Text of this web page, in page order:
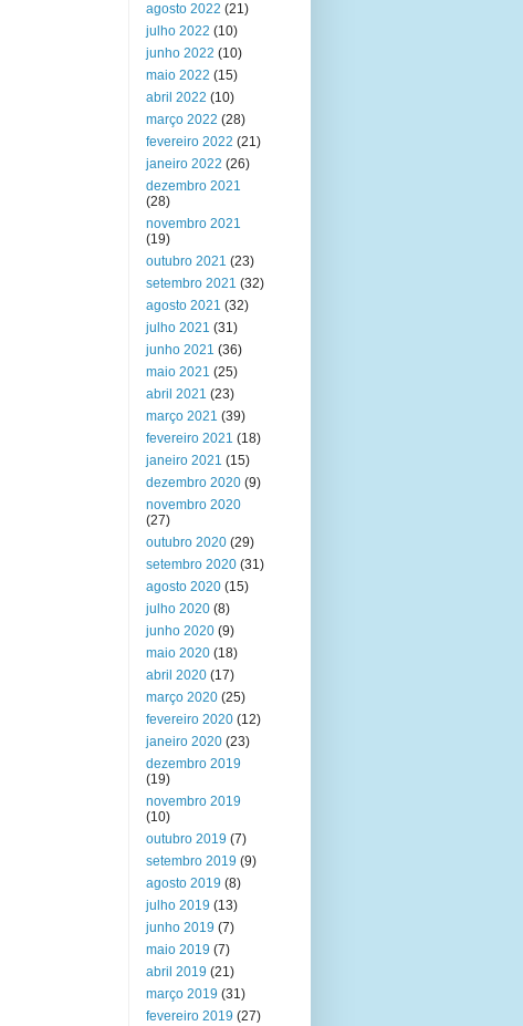
agosto 2022 (21)
julho 2022 (10)
junho 2022 (10)
maio 2022 (15)
abril 2022 (10)
março 2022 (28)
fevereiro 2022 (21)
janeiro 2022 (26)
dezembro 2021
(28)
novembro 2021
(19)
outubro 2021 (23)
setembro 2021 (32)
agosto 2021 (32)
julho 2021 (31)
junho 2021 (36)
maio 2021 (25)
abril 2021 (23)
março 2021 (39)
fevereiro 2021 (18)
janeiro 2021 (15)
dezembro 2020 (9)
novembro 2020
(27)
outubro 2020 (29)
setembro 2020 (31)
agosto 2020 (15)
julho 2020 (8)
junho 2020 (9)
maio 2020 (18)
abril 2020 (17)
março 2020 (25)
fevereiro 2020 (12)
janeiro 2020 (23)
dezembro 2019
(19)
novembro 2019
(10)
outubro 2019 (7)
setembro 2019 (9)
agosto 2019 (8)
julho 2019 (13)
junho 2019 (7)
maio 2019 (7)
abril 2019 (21)
março 2019 (31)
fevereiro 2019 (27)